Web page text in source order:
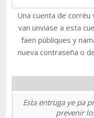
Una cuenta de
van unviase a esta
faen públiques y
nueva contraseña o
Esta entruga ye pa
prevenir